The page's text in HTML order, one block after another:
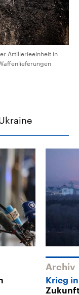
Artillerieeinheit in
Archiv
Krieg